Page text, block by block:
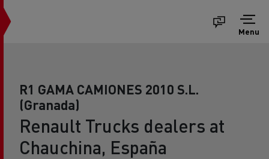
Menu
R1 GAMA CAMIONES 2010 S.L.
(Granada)
Renault Trucks dealers at
Chauchina, España